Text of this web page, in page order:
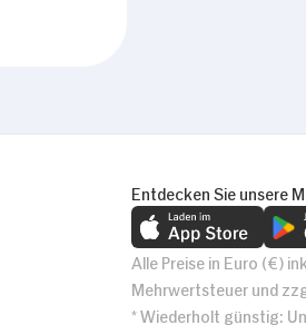
Entdecken Sie unsere
Alle Preise in Euro (€)
Mehrwertsteuer und
* Wiederholt günstig: